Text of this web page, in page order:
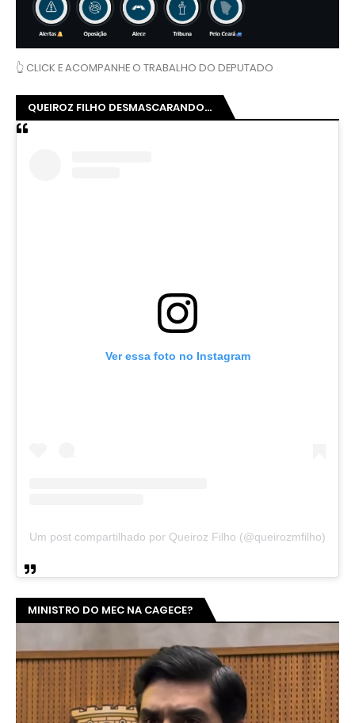
👆 CLICK E ACOMPANHE O TRABALHO DO DEPUTADO
QUEIROZ FILHO DESMASCARANDO...
Ver essa foto no Instagram
Um post compartilhado por Queiroz Filho (@queirozmfilho)
MINISTRO DO MEC NA CAGECE?